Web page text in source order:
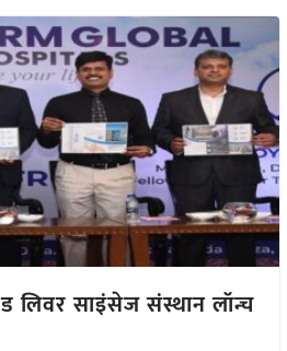
लिवर साइंसेज संस्थान लॉन्च